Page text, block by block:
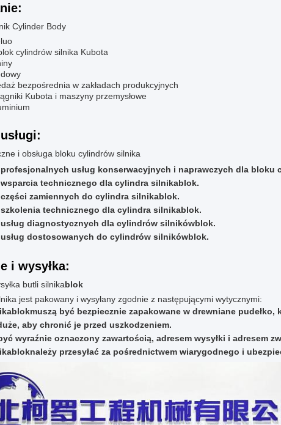
Cylinder Body
cylindrów silnika Kubota
bezpośrednia w zakładach produkcyjnych
Kubota i maszyny przemysłowe
i obsługa bloku cylindrów silnika
usług konserwacyjnych i naprawczych dla bloku
technicznego dla cylindra silnikablok.
zamiennych do cylindra silnikablok.
technicznego dla cylindra silnikablok.
diagnostycznych dla cylindrów silnikówblok.
dostosowanych do cylindrów silnikówblok.
i wysyłka:
butli silnikablok
jest pakowany i wysyłany zgodnie z następującymi wytycznymi:
blokmuszą być bezpiecznie zapakowane w drewniane
aby chronić je przed uszkodzeniem.
wyraźnie oznaczony zawartością, adresem wysyłki i adresem
bloknależy przesyłać za pośrednictwem wiarygodnego i